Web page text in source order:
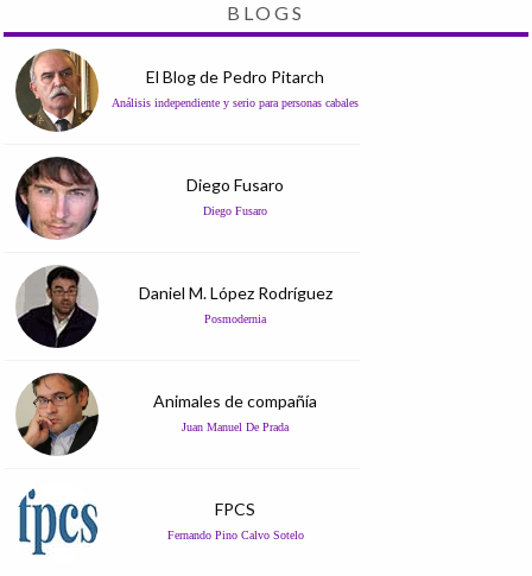
BLOGS
El Blog de Pedro Pitarch
Análisis independiente y serio para personas cabales
Diego Fusaro
Diego Fusaro
Daniel M. López Rodríguez
Posmodernia
Animales de compañía
Juan Manuel De Prada
FPCS
Fernando Pino Calvo Sotelo